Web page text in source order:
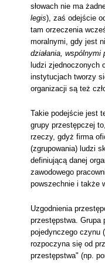
słowach nie ma
legis), zaś odejście
tam orzeczenia
moralnymi, gdy jest
działania,
ludzi zjednoczonych
instytucjach tworzy
organizacji są też
Takie podejście jest
grupy przestępczej
rzeczy, gdyż firma
(zgrupowania) ludzi
definiującą danej
zawodowego
powszechnie i także
Uzgodnienia
przestępstwa. Grupa
pojedynczego czynu
rozpoczyna się od
przestępstwa" (np.